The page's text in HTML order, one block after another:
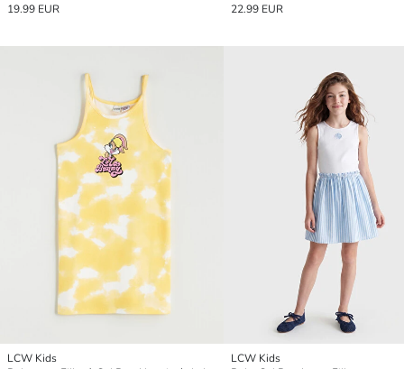
19.99 EUR
22.99 EUR
LCW Kids
LCW Kids